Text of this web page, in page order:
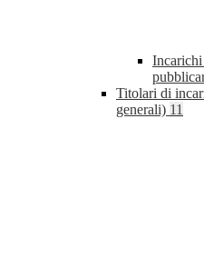
Titolari di
generali) 11